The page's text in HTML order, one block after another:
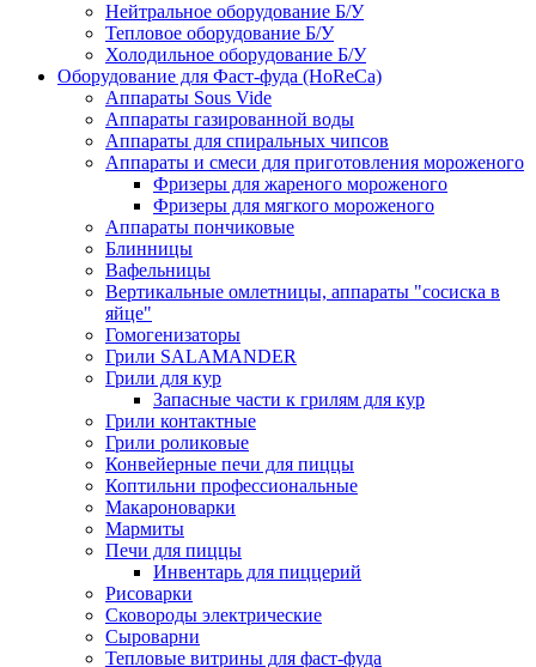
Нейтральное оборудование Б/У
Тепловое оборудование Б/У
Холодильное оборудование Б/У
Оборудование для Фаст-фуда (HoReCa)
Аппараты Sous Vide
Аппараты газированной воды
Аппараты для спиральных чипсов
Аппараты и смеси для приготовления мороженого
Фризеры для жареного мороженого
Фризеры для мягкого мороженого
Аппараты пончиковые
Блинницы
Вафельницы
Вертикальные омлетницы, аппараты "сосиска в
яйце"
Гомогенизаторы
Грили SALAMANDER
Грили для кур
Запасные части к грилям для кур
Грили контактные
Грили роликовые
Конвейерные печи для пиццы
Коптильни профессиональные
Макароноварки
Мармиты
Печи для пиццы
Инвентарь для пиццерий
Рисоварки
Сковороды электрические
Сыроварни
Тепловые витрины для фаст-фуда